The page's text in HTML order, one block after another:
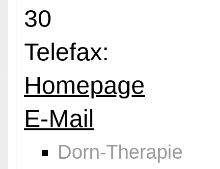
30
Telefax:
Homepage
E-Mail
Dorn-Therapie